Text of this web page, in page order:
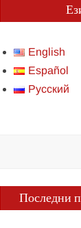
English
Español
Русский
Последни